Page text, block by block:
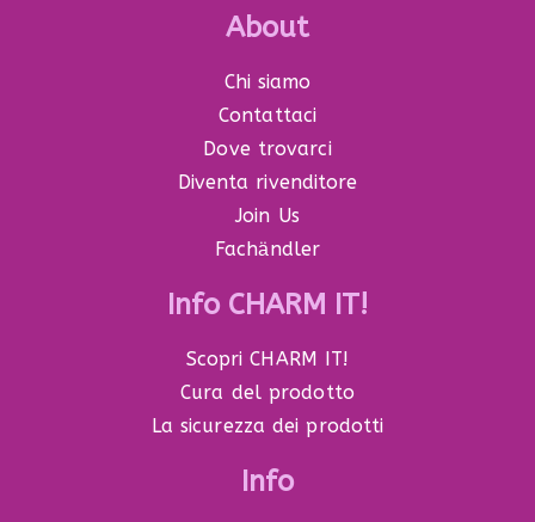
About
Chi siamo
Contattaci
Dove trovarci
Diventa rivenditore
Join Us
Fachӓndler
Info CHARM IT!
Scopri CHARM IT!
Cura del prodotto
La sicurezza dei prodotti
Info